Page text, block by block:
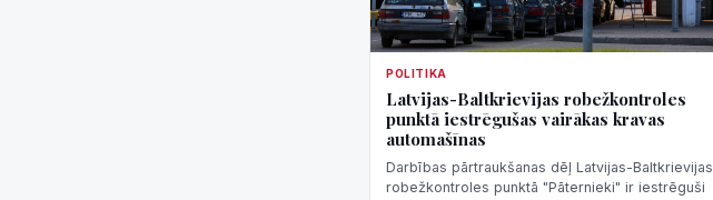
POLITIKA
Latvijas-Baltkrievijas robežkontroles
punktā iestrēgušas vairākas kravas
automašīnas
Darbības pārtraukšanas dēļ Latvijas-Baltkrievijas
robežkontroles punktā "Pāternieki" ir iestrēguši